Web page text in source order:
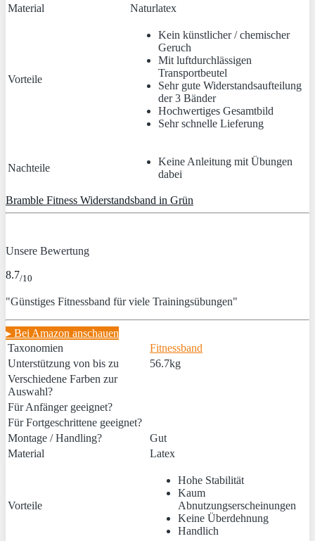
Material
Naturlatex
Vorteile
Kein künstlicher / chemischer
Geruch
Mit luftdurchlässigen
Transportbeutel
Sehr gute Widerstandsaufteilung
der 3 Bänder
Hochwertiges Gesamtbild
Sehr schnelle Lieferung
Nachteile
Keine Anleitung mit Übungen
dabei
Bramble Fitness Widerstandsband in Grün
Unsere Bewertung
8.7/10
"Günstiges Fitnessband für viele Trainingsübungen"
▸ Bei Amazon anschauen
Taxonomien
Fitnessband
Unterstützung von bis zu
56.7kg
Verschiedene Farben zur
Auswahl?
Für Anfänger geeignet?
Für Fortgeschrittene geeignet?
Montage / Handling?
Gut
Material
Latex
Vorteile
Hohe Stabilität
Kaum
Abnutzungserscheinungen
Keine Überdehnung
Handlich